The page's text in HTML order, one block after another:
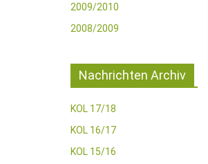
2009/2010
2008/2009
Nachrichten Archiv
KOL 17/18
KOL 16/17
KOL 15/16